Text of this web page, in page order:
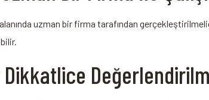
uzman bir firma tarafından​